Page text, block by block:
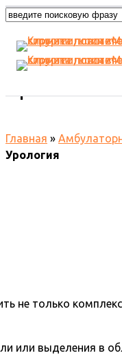
Главная »
Урология
не только
или выделения в